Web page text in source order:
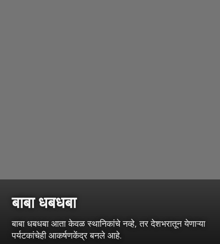
बाबा धबधबा
बाबा धबधबा आता केवळ स्थानिकांचे नव्हे, तर देशभरातून येणाऱ्या
पर्यटकांचेही आकर्षणकेंद्र बनले आहे.